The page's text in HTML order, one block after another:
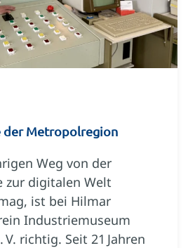
der Metropolregion
Weg von der
zur digitalen Welt
ist bei Hilmar
Industriemuseum
V. richtig. Seit 21 Jahren